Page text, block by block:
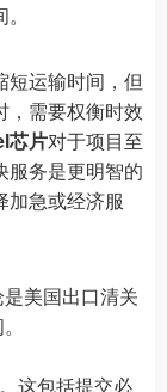
短运输时间，但
，需要权衡时效
芯片对于项目至
服务是更明智的
加急或经济服
美国出口清关
这包括提交必